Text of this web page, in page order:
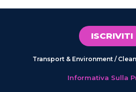
ISCRIVITI
Transport & Environment /
Informativa Sulla